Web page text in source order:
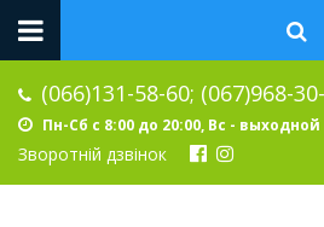
(066)131-58-60; (067)968-
Пн-Сб с 8:00 до 20:00, Вс - выходной
Зворотній дзвінок